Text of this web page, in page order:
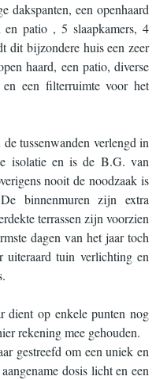
dakspanten, een openhaard
en patio , 5 slaapkamers, 4
dit bijzondere huis een zeer
haard, een patio, diverse
en een filterruimte voor het
tussenwanden verlengd in
isolatie en is de B.G. van
nooit de noodzaak is
binnenmuren zijn extra
terrassen zijn voorzien
dagen van het jaar toch
uiteraard tuin verlichting en
dient op enkele punten nog
rekening mee gehouden.
gestreefd om een uniek en
dosis licht en een